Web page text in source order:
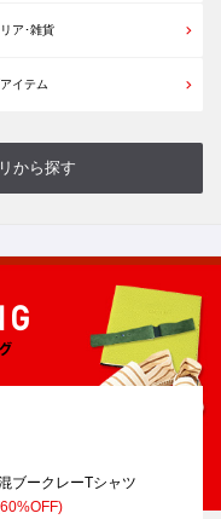
ア･雑貨
イテム
から探す
ブークレーTシャツ